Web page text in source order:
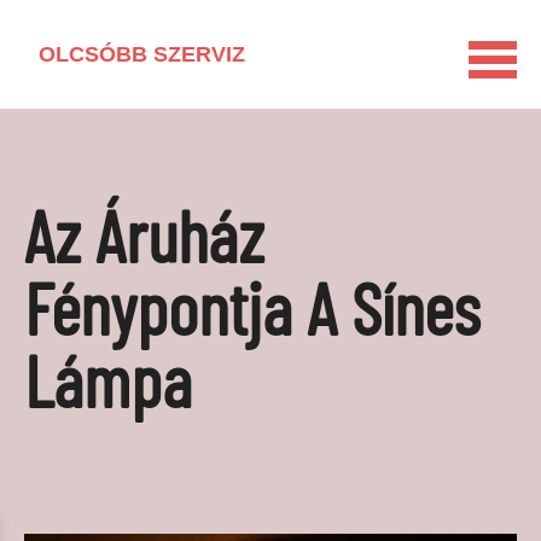
OLCSÓBB SZERVIZ
LAKÁSFELÚJÍTÁS
VEGYSZERMENTES HÁZTARTÁS
BARKÁCSOLÁS
KAPCSOLAT
MÉDIAAJÁNLAT
Az Áruház
Fénypontja A Sínes
Lámpa